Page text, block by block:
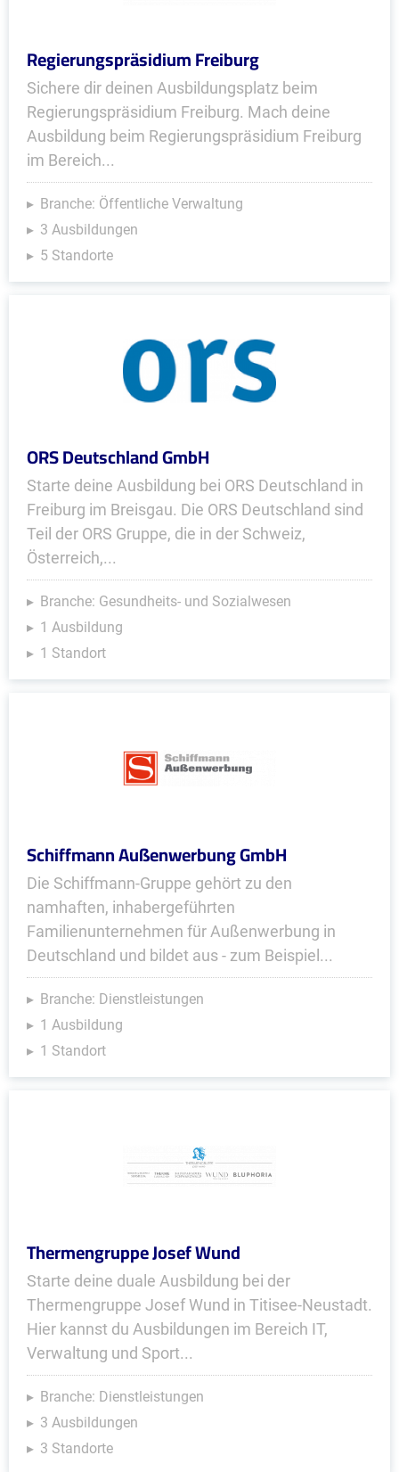
Regierungspräsidium Freiburg
Sichere dir deinen Ausbildungsplatz beim
Regierungspräsidium Freiburg. Mach deine
Ausbildung beim Regierungspräsidium Freiburg
im Bereich...
Branche: Öffentliche Verwaltung
3 Ausbildungen
5 Standorte
ORS Deutschland GmbH
Starte deine Ausbildung bei ORS Deutschland in
Freiburg im Breisgau. Die ORS Deutschland sind
Teil der ORS Gruppe, die in der Schweiz,
Österreich,...
Branche: Gesundheits- und Sozialwesen
1 Ausbildung
1 Standort
Schiffmann Außenwerbung GmbH
Die Schiffmann-Gruppe gehört zu den
namhaften, inhabergeführten
Familienunternehmen für Außenwerbung in
Deutschland und bildet aus - zum Beispiel...
Branche: Dienstleistungen
1 Ausbildung
1 Standort
Thermengruppe Josef Wund
Starte deine duale Ausbildung bei der
Thermengruppe Josef Wund in Titisee-Neustadt.
Hier kannst du Ausbildungen im Bereich IT,
Verwaltung und Sport...
Branche: Dienstleistungen
3 Ausbildungen
3 Standorte